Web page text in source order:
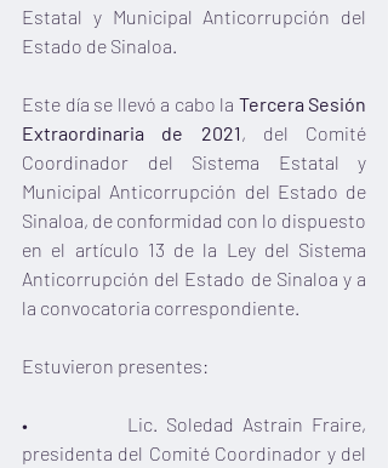
Estatal y Municipal Anticorrupción del
Estado de Sinaloa.
Este día se llevó a cabo la Tercera Sesión
Extraordinaria de 2021, del Comité
Coordinador del Sistema Estatal y
Municipal Anticorrupción del Estado de
Sinaloa, de conformidad con lo dispuesto
en el artículo 13 de la Ley del Sistema
Anticorrupción del Estado de Sinaloa y a
la convocatoria correspondiente.
Estuvieron presentes:
•            Lic. Soledad Astrain Fraire,
presidenta del Comité Coordinador y del